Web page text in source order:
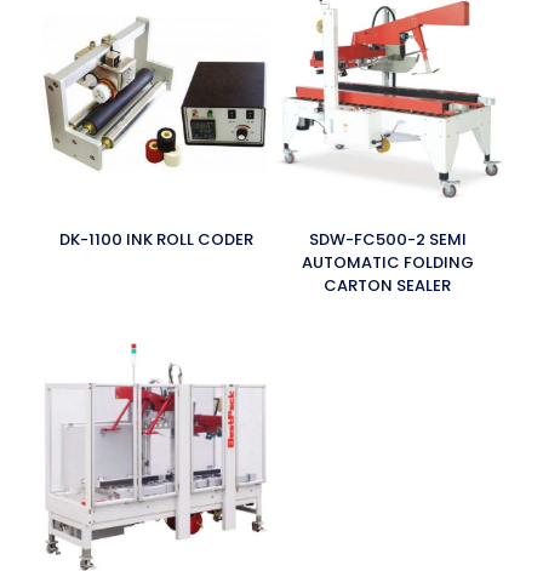
DK-1100 INK ROLL CODER
SDW-FC500-2 SEMI
AUTOMATIC FOLDING
CARTON SEALER